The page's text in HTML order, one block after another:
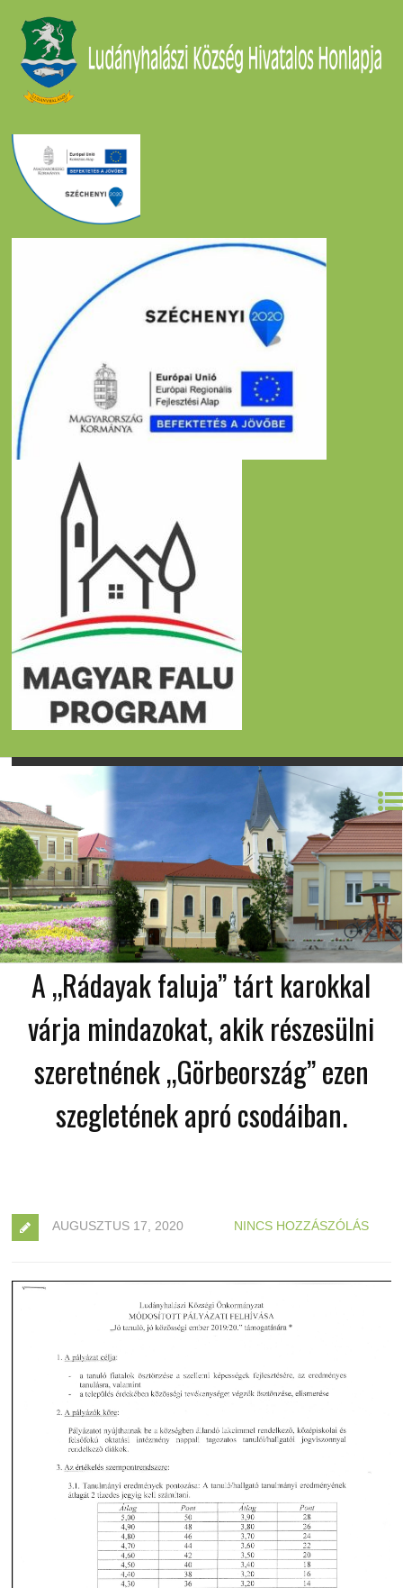
A „Rádayak faluja” tárt karokkal
várja mindazokat, akik részesülni
szeretnének „Görbeország” ezen
szegletének apró csodáiban.
AUGUSZTUS 17, 2020 NINCS HOZZÁSZÓLÁS